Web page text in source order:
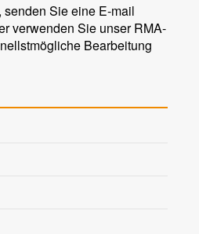
Sie eine E-mail
verwenden Sie unser RMA-
Bearbeitung